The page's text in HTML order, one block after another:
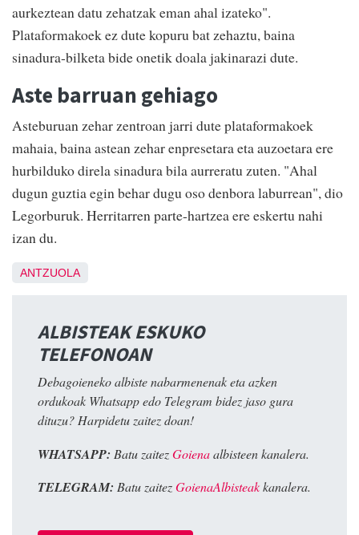
aurkeztean datu zehatzak eman ahal izateko".
Plataformakoek ez dute kopuru bat zehaztu, baina
sinadura-bilketa bide onetik doala jakinarazi dute.
Aste barruan gehiago
Asteburuan zehar zentroan jarri dute plataformakoek
mahaia, baina astean zehar enpresetara eta auzoetara ere
hurbilduko direla sinadura bila aurreratu zuten. "Ahal
dugun guztia egin behar dugu oso denbora laburrean", dio
Legorburuk. Herritarren parte-hartzea ere eskertu nahi
izan du.
ANTZUOLA
ALBISTEAK ESKUKO
TELEFONOAN
Debagoieneko albiste nabarmenenak eta azken
ordukoak Whatsapp edo Telegram bidez jaso gura
dituzu? Harpidetu zaitez doan!
WHATSAPP: Batu zaitezGoienaalbisteen kanalera.
TELEGRAM: Batu zaitezGoienaAlbisteakkanalera.